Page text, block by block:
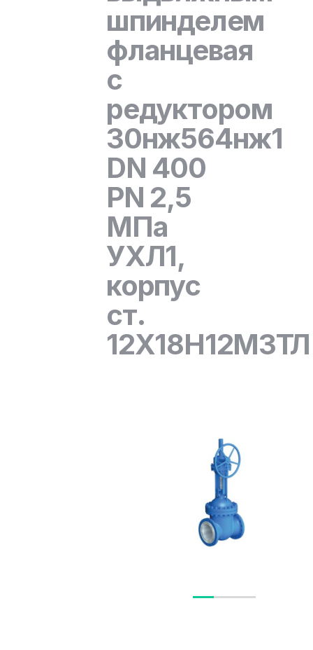
шпинделем
фланцевая
с
редуктором
30нж564нж1
DN 400
PN 2,5
МПа
УХЛ1,
корпус
ст.
12Х18Н12М3ТЛ